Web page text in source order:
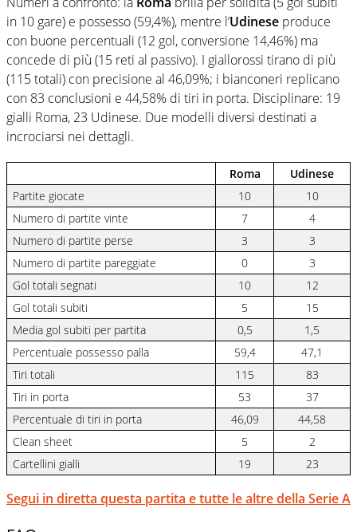
in 10 gare) e possesso (59,4%), mentre l’Udinese produce
con buone percentuali (12 gol, conversione 14,46%) ma
concede di più (15 reti al passivo). I giallorossi tirano di più
(115 totali) con precisione al 46,09%; i bianconeri replicano
con 83 conclusioni e 44,58% di tiri in porta. Disciplinare: 19
gialli Roma, 23 Udinese. Due modelli diversi destinati a
incrociarsi nei dettagli.
Roma
Udinese
Partite giocate
10
10
Numero di partite vinte
7
4
Numero di partite perse
3
3
Numero di partite pareggiate
0
3
Gol totali segnati
10
12
Gol totali subiti
5
15
Media gol subiti per partita
0,5
1,5
Percentuale possesso palla
59,4
47,1
Tiri totali
115
83
Tiri in porta
53
37
Percentuale di tiri in porta
46,09
44,58
Clean sheet
5
2
Cartellini gialli
19 23
Segui in diretta questa partita e tutte le altre della Serie A